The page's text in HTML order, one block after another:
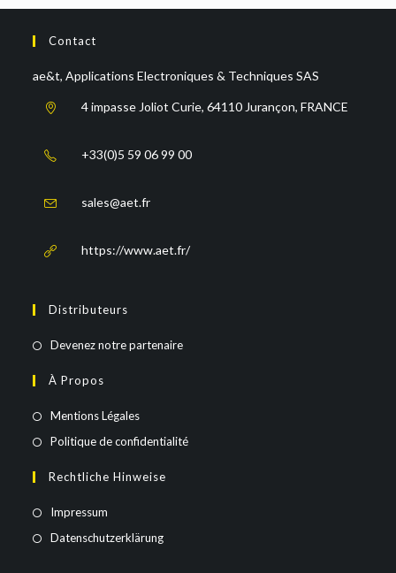
Contact
ae&t, Applications Electroniques & Techniques SAS
4 impasse Joliot Curie, 64110 Jurançon, FRANCE
+33(0)5 59 06 99 00
sales@aet.fr
https://www.aet.fr/
Distributeurs
Devenez notre partenaire
À Propos
Mentions Légales
Politique de confidentialité
Rechtliche Hinweise
Impressum
Datenschutzerklärung